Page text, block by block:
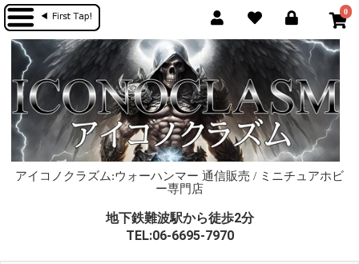
0
アイコノクラズム:ウォーハンマー 通信販売 / ミニチュアホビ
ー専門店
地下鉄難波駅から徒歩2分
TEL:06-6695-7970